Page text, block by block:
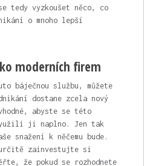
tedy vyzkoušet něco, co
o mnoho lepší
moderních firem
báječnou službu, můžete
dostane zcela nový
abyste se této
ji naplno. Jen tak
snažení k něčemu bude.
zainvestujte si
že pokud se rozhodnete